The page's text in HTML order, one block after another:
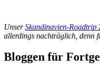
UnserSkandinavien-Roadtrip
allerdings nachträglich, denn
Bloggen für